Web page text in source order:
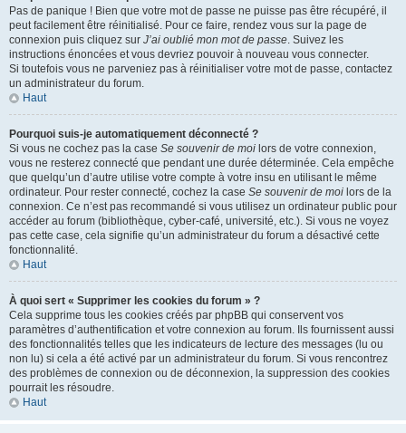
Pas de panique ! Bien que votre mot de passe ne puisse pas être récupéré, il
peut facilement être réinitialisé. Pour ce faire, rendez vous sur la page de
connexion puis cliquez sur J’ai oublié mon mot de passe. Suivez les
instructions énoncées et vous devriez pouvoir à nouveau vous connecter.
Si toutefois vous ne parveniez pas à réinitialiser votre mot de passe, contactez
un administrateur du forum.
Haut
Pourquoi suis-je automatiquement déconnecté ?
Si vous ne cochez pas la case Se souvenir de moi lors de votre connexion,
vous ne resterez connecté que pendant une durée déterminée. Cela empêche
que quelqu’un d’autre utilise votre compte à votre insu en utilisant le même
ordinateur. Pour rester connecté, cochez la case Se souvenir de moi lors de la
connexion. Ce n’est pas recommandé si vous utilisez un ordinateur public pour
accéder au forum (bibliothèque, cyber-café, université, etc.). Si vous ne voyez
pas cette case, cela signifie qu’un administrateur du forum a désactivé cette
fonctionnalité.
Haut
À quoi sert « Supprimer les cookies du forum » ?
Cela supprime tous les cookies créés par phpBB qui conservent vos
paramètres d’authentification et votre connexion au forum. Ils fournissent aussi
des fonctionnalités telles que les indicateurs de lecture des messages (lu ou
non lu) si cela a été activé par un administrateur du forum. Si vous rencontrez
des problèmes de connexion ou de déconnexion, la suppression des cookies
pourrait les résoudre.
Haut